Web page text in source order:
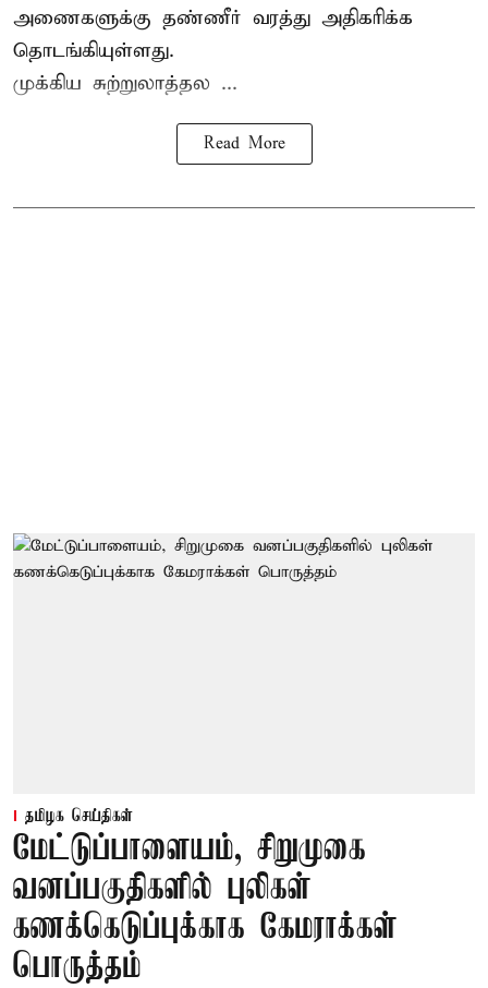
அணைகளுக்கு தண்ணீர் வரத்து அதிகரிக்க
தொடங்கியுள்ளது.
முக்கிய சுற்றுலாத்தல ...
Read More
தமிழக செய்திகள்
மேட்டுப்பாளையம், சிறுமுகை
வனப்பகுதிகளில் புலிகள்
கணக்கெடுப்புக்காக கேமராக்கள்
பொருத்தம்